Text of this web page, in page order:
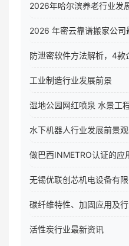
2026年哈尔滨养老行业发
2026 年密云靠谱搬家公司
防泄密软件方法解析，4
工业制造行业发展前景
湿地公园网红喷泉 水景工
水下机器人行业发展前景
做巴西INMETRO认证的应
无锡优联创芯机电设备有
碳纤维特性、加固应用及
活性炭行业最新资讯